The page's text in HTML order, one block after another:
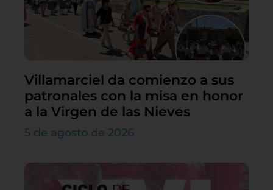
Villamarciel da comienzo a sus
patronales con la misa en honor
a la Virgen de las Nieves
5 de agosto de 2026